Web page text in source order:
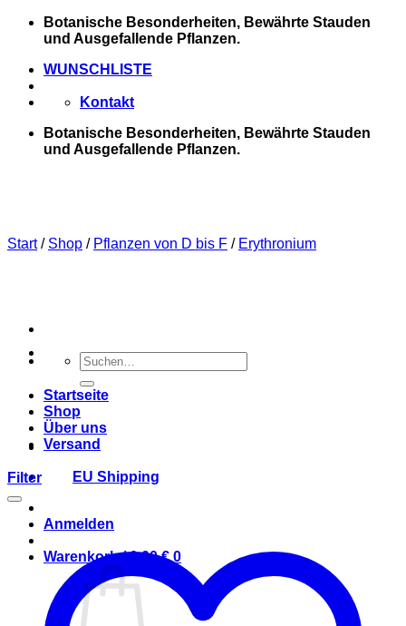
Zum
Botanische Besonderheiten, Bewährte Stauden
und Ausgefallende Pflanzen.
WUNSCHLISTE
Kontakt
Botanische Besonderheiten, Bewährte Stauden
und Ausgefallende Pflanzen.
Suchen
nach:
Startseite
Shop
Über uns
Versand
EU Shipping
Anmelden
Warenkorb /0,00€ 0
Start / Shop / Pflanzen von D bis F / Erythronium
Filter